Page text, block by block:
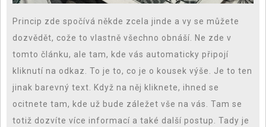
Princip zde spočívá někde zcela jinde a vy se můžete
dozvědět, cože to vlastně všechno obnáší. Ne zde v
tomto článku, ale tam, kde vás automaticky připojí
kliknutí na odkaz. To je to, co je o kousek výše. Je to ten
jinak barevný text. Když na něj kliknete, ihned se
ocitnete tam, kde už bude záležet vše na vás. Tam se
totiž dozvíte více informací a také další postup. Tady je